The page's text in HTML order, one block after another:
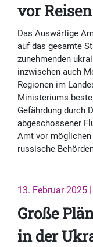
vor
Das Auswärtige
auf das gesamte
zunehmenden
inzwischen auch
Regionen im
Ministeriums
Gefährdung durch
abgeschossener
Amt vor
russische
13. Februar 2025
Große
in der